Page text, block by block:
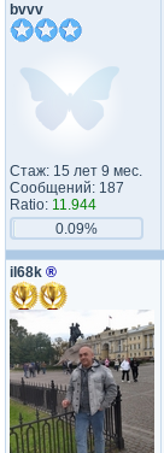
bvvv
Стаж: 15 лет 9 мес.
Сообщений: 187
Ratio: 11.944
0.09%
il68k ®